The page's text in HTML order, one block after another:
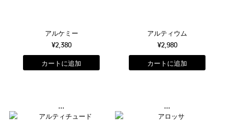
アルケミー
¥2,380
アルティウム
¥2,980
... ...